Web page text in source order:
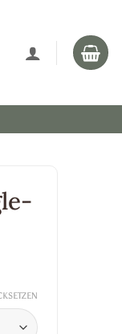
€.